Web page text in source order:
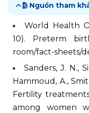
Nguồn tham
World Health
10). Preterm
room/fact-sheets/
Sanders, J. N.,
Hammoud, A.,
Fertility
among women